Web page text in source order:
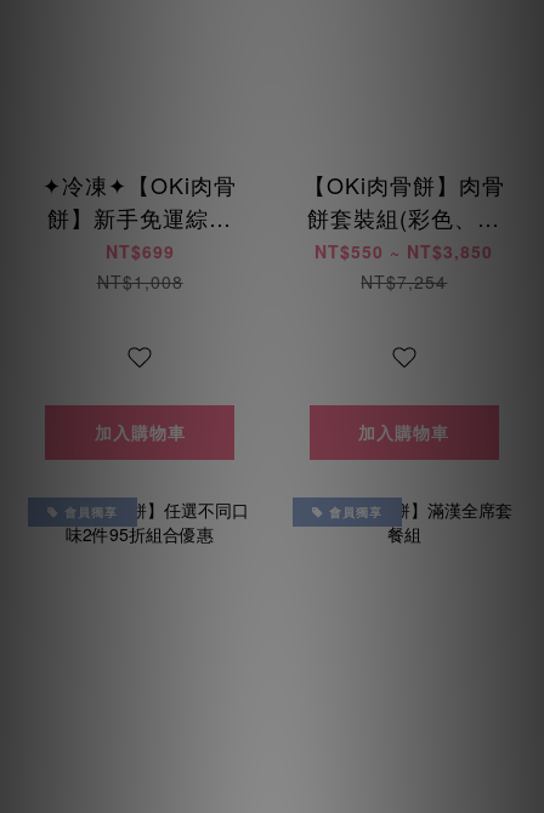
✦冷凍✦【OKi肉骨
餅】新手免運綜合
包(免運優惠每人限
用乙次)
NT$699
NT$1,008
加入購物車
【OKi肉骨餅】肉骨
餅套裝組(彩色、低
脂、低敏、海陸、
美膚鳥)
NT$550 ~ NT$3,850
NT$7,254
加入購物車
會員獨享 會員獨享